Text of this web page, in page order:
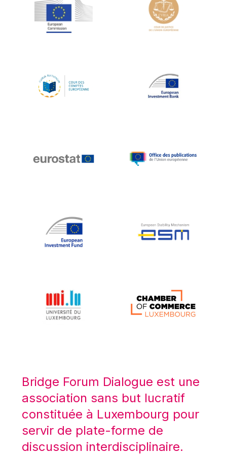
Jean-Louis Schiltz
Jean-Victor Louis
Johnny Åkerholm
Katharien L.C. Hunt
Klaus-Heiner Lehne
Koen LENAERTS
Lars Heikensten
Lucas Papademos
Máire Geoghegan-Quinn
Mario Centeno
Mario Monti
Maroš ŠEFČOVIČ
Martin Bailey
Martine Reicherts
Bridge Forum Dialogue est une
association sans but lucratif
constituée à Luxembourg pour
servir de plate-forme de
discussion interdisciplinaire.